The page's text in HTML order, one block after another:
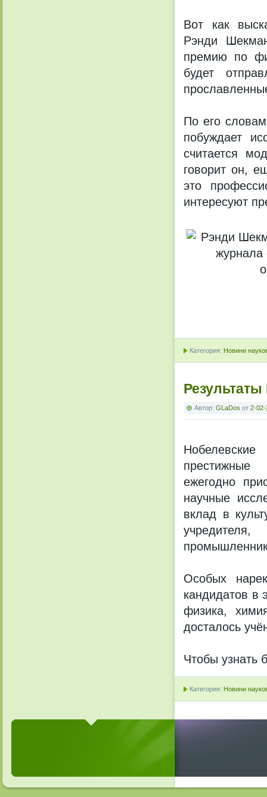
Вот как
Рэнди
премию по
будет
По его
побуждает
считается
говорит он,
это
интересуют
Категория: Новини
Автор: GLaDos от 2-02-
ежегодно
научные
вклад в
Особых
кандидатов в
физика,
досталось
Чтобы узнать
Категория: Новини